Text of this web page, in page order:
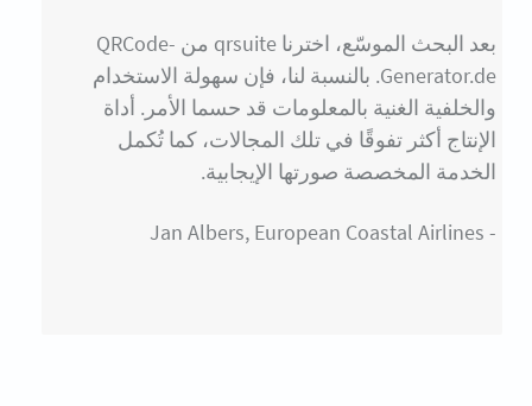
بعد البحث الموسّع، اخترنا qrsuite من QRCode-
Generator.de. بالنسبة لنا، فإن سهولة الاستخدام
والخلفية الغنية بالمعلومات قد حسما الأمر. أداة
الإنتاج أكثر تفوقًا في تلك المجالات، كما تُكمل
الخدمة المخصصة صورتها الإيجابية.
- Jan Albers, European Coastal Airlines